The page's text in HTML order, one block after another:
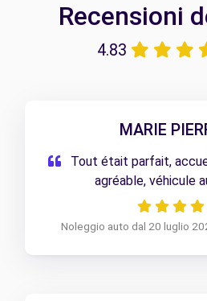
Recensioni
4.83
MARIE
Tout était parfait,
agréable, véhicule
Noleggio auto dal 20 luglio